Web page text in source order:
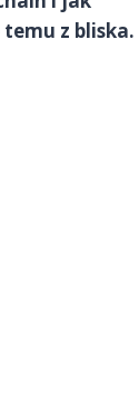
temu z bliska.